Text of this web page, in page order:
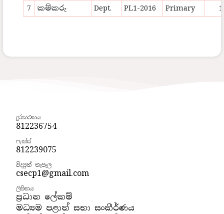
7 කම්කරු Dept. PL1-2016 Primary 1
දුරකථනය
812236754
ෆැක්ස්
812239075
විද්‍යුත් තැපෑල
csecp1@gmail.com
ලිපිනය
ප්‍රධාන ලේකම්
මධ්‍යම පළාත් සභා සංකීර්ණය